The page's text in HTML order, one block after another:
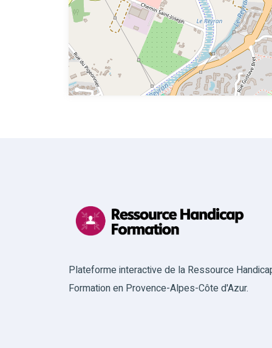
Plateforme interactive de la Ressource
Formation en Provence-Alpes-Côte d'Azur.